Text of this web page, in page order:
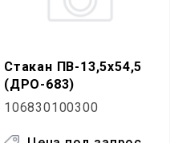
Стакан ПВ-13,5х54,5
(ДРО-683)
106830100300